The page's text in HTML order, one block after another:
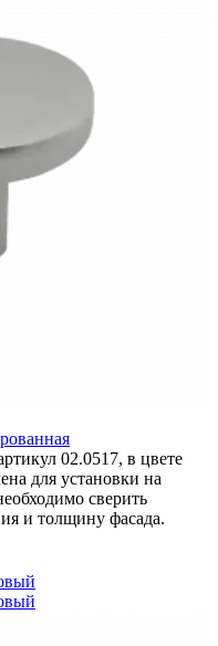
02.0517, в цвете
для установки на
сверить
и толщину фасада.